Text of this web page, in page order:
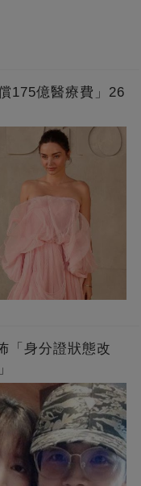
175億醫療費」26
「身分證狀態改